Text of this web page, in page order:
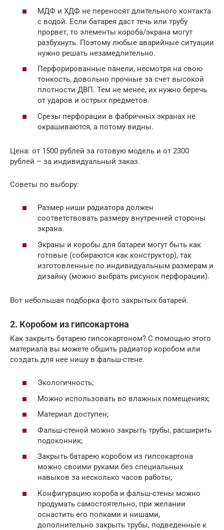
МДФ и ХДФ не переносят длительного контакта
с водой. Если батарея даст течь или трубу
прорвет, то элементы короба/экрана могут
разбухнуть. Поэтому любые аварийные ситуации
нужно решать незамедлительно.
Перфорированные панели, несмотря на свою
тонкость, довольно прочные за счет высокой
плотности ДВП. Тем не менее, их нужно беречь
от ударов и острых предметов.
Срезы перфорации в фабричных экранах не
окрашиваются, а потому видны.
Цена: от 1500 рублей за готовую модель и от 2300
рублей – за индивидуальный заказ.
Советы по выбору:
Размер ниши радиатора должен
соответствовать размеру внутренней стороны
экрана.
Экраны и коробы для батареи могут быть как
готовые (собираются как конструктор), так
изготовленные по индивидуальным размерам и
дизайну (можно выбрать рисунок перфорации).
Вот небольшая подборка фото закрытых батарей.
2. Коробом из гипсокартона
Как закрыть батарею гипсокартоном? С помощью этого
материала вы можете обшить радиатор коробом или
создать для нее нишу в фальш-стене.
Экологичность;
Можно использовать во влажных помещениях;
Материал доступен;
Фальш-стеной можно закрыть трубы, расширить
подоконник;
Закрыть батарею коробом из гипсокартона
можно своими руками без специальных
навыков за несколько часов работы;
Конфигурацию короба и фальш-стены можно
продумать самостоятельно, при желании
оснастить его полками и нишами,
дополнительно закрыть трубы, подведенные к